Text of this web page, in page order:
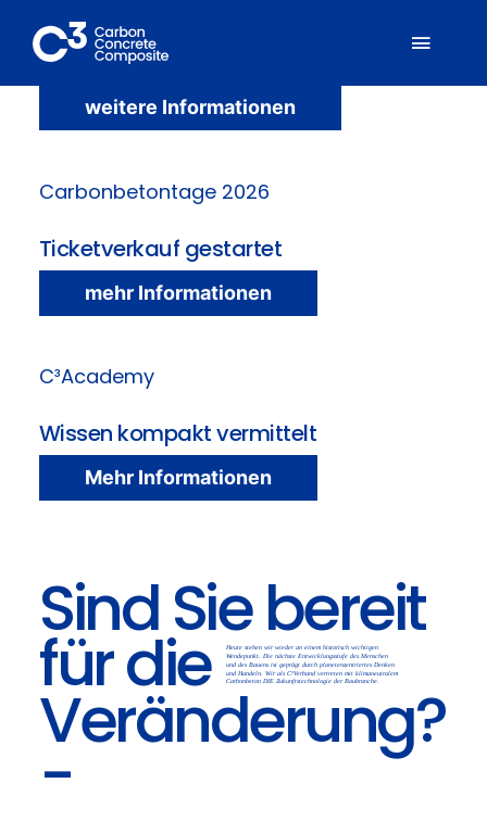
Inhalt
springen
Mitglieder
Fachbereiche
nach:
Ihre Präsenz auf der Weltleitmesse Bau
2027
weitere Informationen
Carbonbetontage 2026
Ticketverkauf gestartet
mehr Informationen
C³Academy
Wissen kompakt vermittelt
Mehr Informationen
Sind Sie bereit
für die
Veränderung?
-
Heute stehen wir wieder an einem historisch wichtigen
Wendepunkt. Die nächste Entwicklungsstufe des Menschen
und des Bauens ist geprägt durch planetenzentriertes Denken
und Handeln. Wir als C³Verband vertreten mit klimaneutralem
Carbonbeton DIE Zukunftstechnologie der Baubranche.